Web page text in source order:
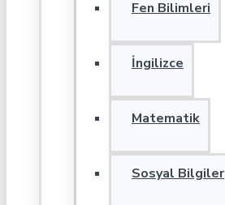
Fen Bilimleri
İngilizce
Matematik
Sosyal Bilgiler